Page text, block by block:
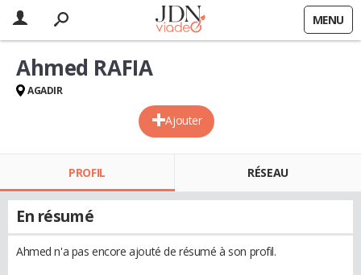
MENU
Ajouter
Ahmed RAFIA
AGADIR
PROFIL RÉSEAU
En résumé
Ahmed n'a pas encore ajouté de résumé à son profil.